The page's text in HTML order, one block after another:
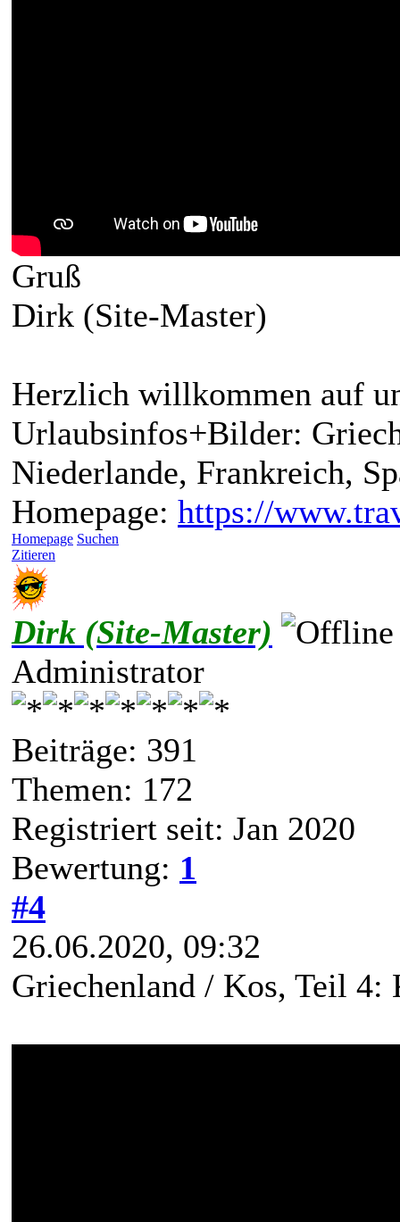
Gruß
Dirk (Site-Master)
Herzlich willkommen auf
Urlaubsinfos+Bilder:
Niederlande, Frankreich,
Homepage: https://
Homepage Suchen
Zitieren
Dirk (Site-Master)
Administrator
Beiträge: 391
Themen: 172
Registriert seit: Jan 2020
Bewertung: 1
#4
26.06.2020, 09:32
Griechenland / Kos, Teil 4: